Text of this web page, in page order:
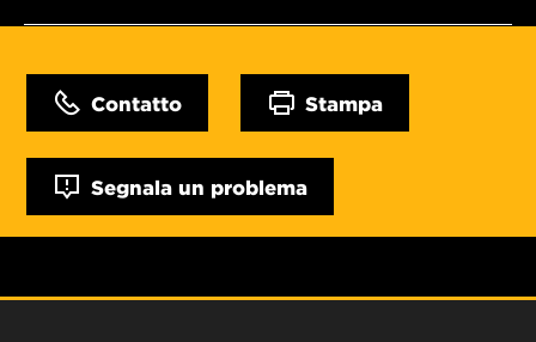
Contatto Stampa
Segnala un problema